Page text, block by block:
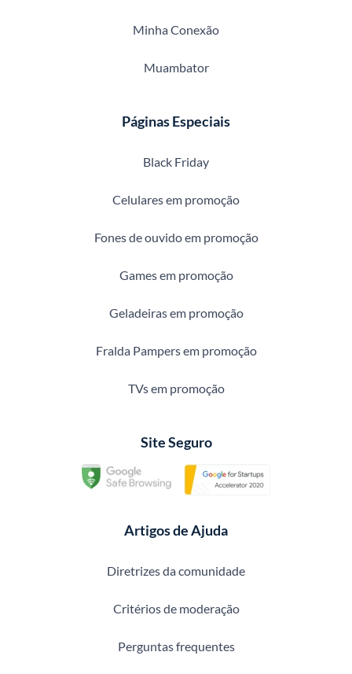
Minha Conexão
Muambator
Páginas Especiais
Black Friday
Celulares em promoção
Fones de ouvido em promoção
Games em promoção
Geladeiras em promoção
Fralda Pampers em promoção
TVs em promoção
Site Seguro
Artigos de Ajuda
Diretrizes da comunidade
Critérios de moderação
Perguntas frequentes